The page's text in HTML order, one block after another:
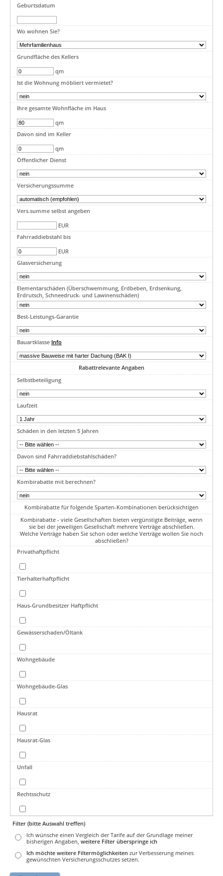
Geburtsdatum
Wo wohnen Sie?
Grundfläche des Kellers
qm
Ist die Wohnung möbliert vermietet?
Ihre gesamte Wohnfläche im Haus
qm
Davon sind im Keller
qm
Öffentlicher Dienst
Versicherungssumme
Vers.summe selbst angeben
EUR
Fahrraddiebstahl bis
EUR
Glasversicherung
Elementarschäden (Überschwemmung, Erdbeben, Erdsenkung,
Erdrutsch, Schneedruck- und Lawinenschäden)
Best-Leistungs-Garantie
Bauartklasse Info
Rabattrelevante Angaben
Selbstbeteiligung
Laufzeit
Schäden in den letzten 5 Jahren
Davon sind Fahrraddiebstahlschäden?
Kombirabatte mit berechnen?
Kombirabatte für folgende Sparten-Kombinationen berücksichtigen
Kombirabatte - viele Gesellschaften bieten vergünstigte Beiträge, wenn
sie bei der jeweiligen Gesellschaft mehrere Verträge abschließen.
Welche Verträge haben Sie schon oder welche Verträge wollen Sie noch
abschließen?
Privathaftpflicht
Tierhalterhaftpflicht
Haus-Grundbesitzer Haftpflicht
Gewässerschaden/Öltank
Wohngebäude
Wohngebäude-Glas
Hausrat
Hausrat-Glas
Unfall
Rechtsschutz
Filter (bitte Auswahl treffen)
Ich wünsche einen Vergleich der Tarife auf der Grundlage meiner
bisherigen Angaben, weitere Filter überspringe ich
Ich möchte weitere Filtermöglichkeiten zur Verbesserung meines
gewünschten Versicherungsschutzes setzen.